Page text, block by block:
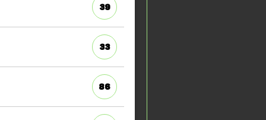
39
33
86